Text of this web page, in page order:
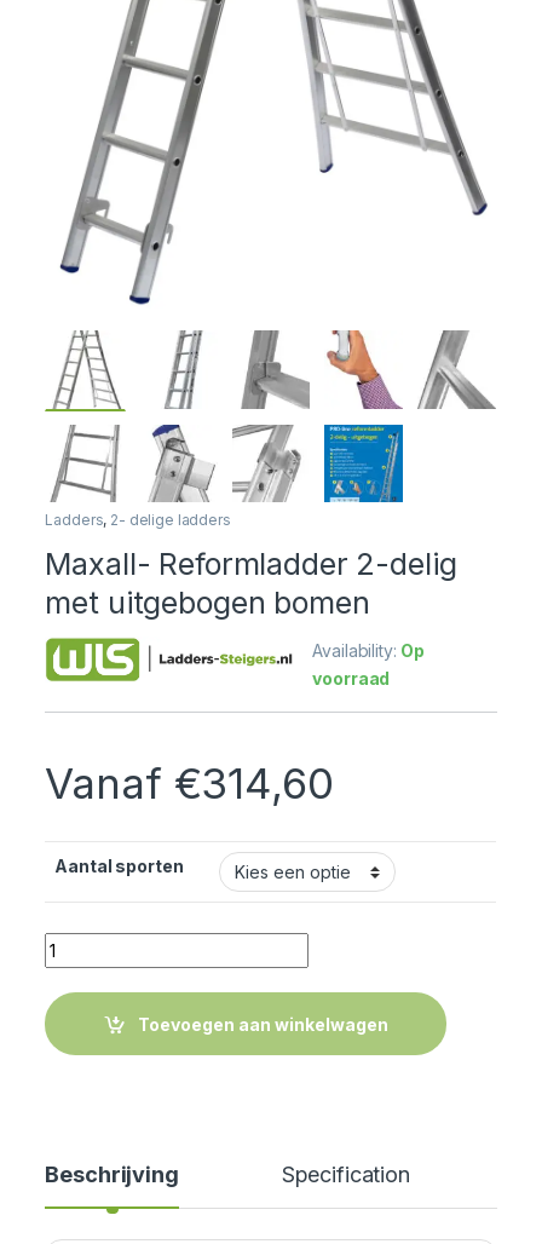
Ladders, 2- delige ladders
Maxall- Reformladder 2-delig
met uitgebogen bomen
Availability: Op
voorraad
Vanaf €314,60
Aantal sporten
Quantity
Toevoegen aan winkelwagen
Beschrijving Specification